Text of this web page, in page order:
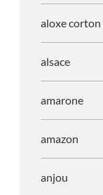
aloxe corton
alsace
amarone
amazon
anjou